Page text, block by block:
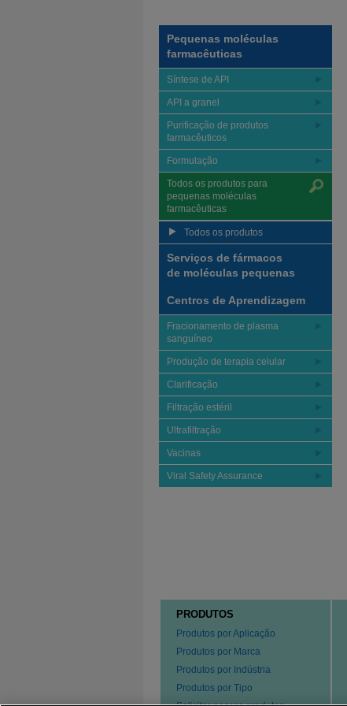
Pequenas moléculas
farmacêuticas
Síntese de API
API a granel
Purificação de produtos
farmacêuticos
Formulação
Todos os produtos para
pequenas moléculas
farmacêuticas
Todos os produtos
Serviços de fármacos
de moléculas pequenas
Centros de Aprendizagem
Fracionamento de plasma
sanguíneo
Produção de terapia celular
Clarificação
Filtração estéril
Ultrafiltração
Vacinas
Viral Safety Assurance
PRODUTOS
Produtos por Aplicação
Produtos por Marca
Produtos por Indústria
Produtos por Tipo